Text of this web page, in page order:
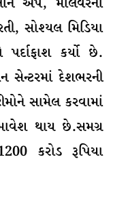
સોશ્યલ મિડિયા
કર્યો છે.
સેન્ટરમાં દેશભરની
સામેલ કરવામાં
થાય છે.સમગ્ર
કરોડ રૂપિયા